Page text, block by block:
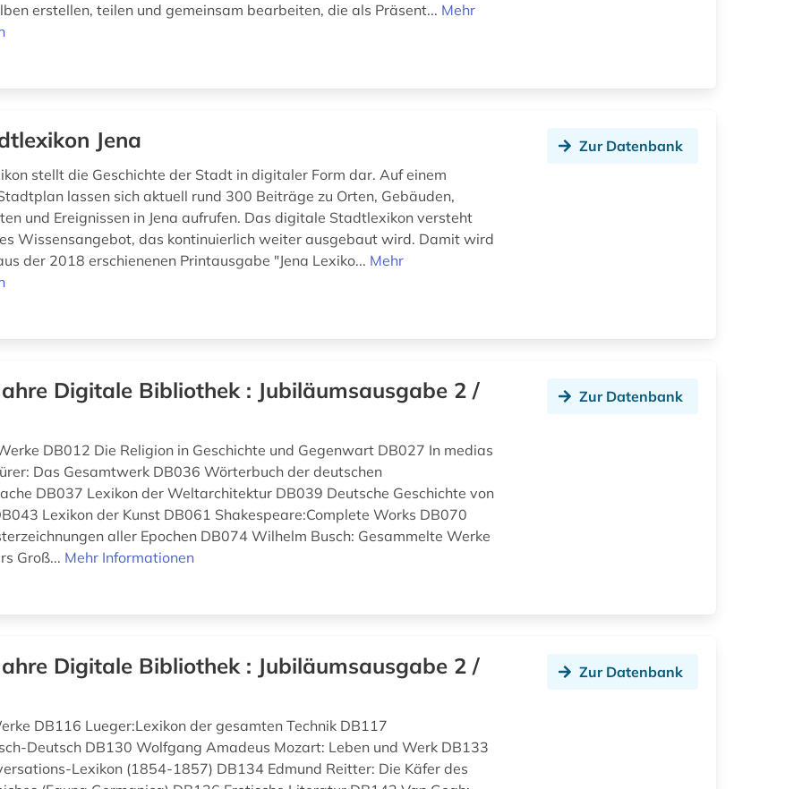
erstellen, teilen und gemeinsam bearbeiten, die als Präsent... Mehr
Jena
stellt die Geschichte der Stadt in digitaler Form dar. Auf einem
lassen sich aktuell rund 300 Beiträge zu Orten, Gebäuden,
und Ereignissen in Jena aufrufen. Das digitale Stadtlexikon versteht
Wissensangebot, das kontinuierlich weiter ausgebaut wird. Damit wird
der 2018 erschienenen Printausgabe "Jena Lexiko... Mehr
Zur Datenbank
Digitale Bibliothek : Jubiläumsausgabe 2 /
DB012 Die Religion in Geschichte und Gegenwart DB027 In medias
Das Gesamtwerk DB036 Wörterbuch der deutschen
DB037 Lexikon der Weltarchitektur DB039 Deutsche Geschichte von
Lexikon der Kunst DB061 Shakespeare:Complete Works DB070
aller Epochen DB074 Wilhelm Busch: Gesammelte Werke
Groß... Mehr Informationen
Zur Datenbank
Digitale Bibliothek : Jubiläumsausgabe 2 /
DB116 Lueger:Lexikon der gesamten Technik DB117
Deutsch DB130 Wolfgang Amadeus Mozart: Leben und Werk DB133
Lexikon (1854-1857) DB134 Edmund Reitter: Die Käfer des
Zur Datenbank